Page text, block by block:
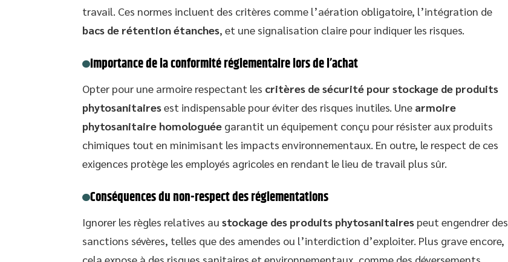
travail. Ces normes incluent des critères comme l’aération obligatoire, l’intégration de
bacs de rétention étanches, et une signalisation claire pour indiquer les risques.
Importance de la conformité réglementaire lors de l’achat
Opter pour une armoire respectant les critères de sécurité pour stockage de produits
phytosanitairesest indispensable pour éviter des risques inutiles. Une armoire
phytosanitaire homologuée garantit un équipement conçu pour résister aux produits
chimiques tout en minimisant les impacts environnementaux. En outre, le respect de ces
exigences protège les employés agricoles en rendant le lieu de travail plus sûr.
Conséquences du non-respect des réglementations
Ignorer les règles relatives au stockage des produits phytosanitaires peut engendrer des
sanctions sévères, telles que des amendes ou l’interdiction d’exploiter. Plus grave encore,